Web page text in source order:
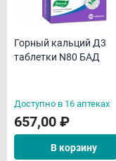
Горный кальций Д3
таблетки N80 БАД
Доступно в 16 аптеках
657,00 ₽
В корзину